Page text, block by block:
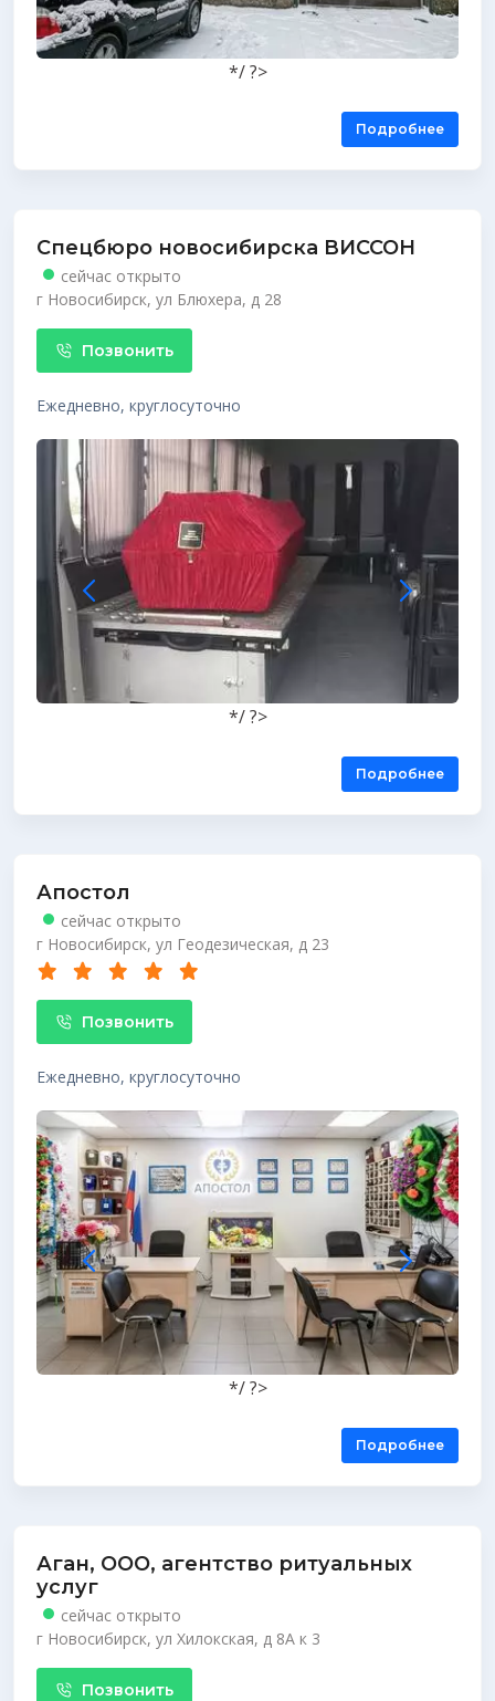
*/ ?>
Подробнее
Cпецбюро новосибирска ВИССОН
сейчас открыто
г Новосибирск, ул Блюхера, д 28
Позвонить
Ежедневно, круглосуточно
*/ ?>
Подробнее
Апостол
сейчас открыто
г Новосибирск, ул Геодезическая, д 23
Позвонить
Ежедневно, круглосуточно
*/ ?>
Подробнее
Аган, ООО, агентство ритуальных
услуг
сейчас открыто
г Новосибирск, ул Хилокская, д 8А к 3
Позвонить